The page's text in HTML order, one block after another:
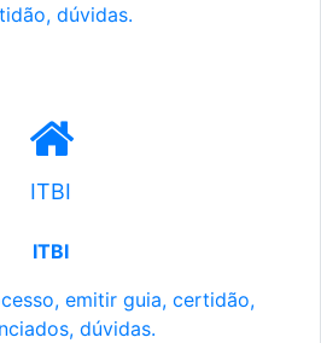
dúvidas.
ITBI
ITBI
emitir guia, certidão,
dúvidas.